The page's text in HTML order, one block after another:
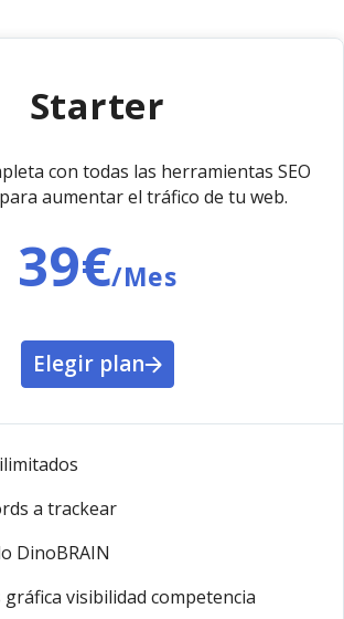
Starter
con todas las herramientas SEO
aumentar el tráfico de tu web.
39€/Mes
Elegir plan
a trackear
DinoBRAIN
gráfica visibilidad competencia